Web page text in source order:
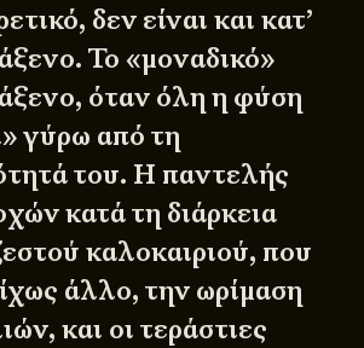
δεν είναι και κατ’
Το «μοναδικό»
όταν όλη η φύση
γύρω από τη
του. Η παντελής
κατά τη διάρκεια
καλοκαιριού, που
άλλο, την ωρίμαση
και οι τεράστιες